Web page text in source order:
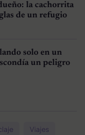
la cachorrita
de un refugio
solo en un
un peligro
Viajes